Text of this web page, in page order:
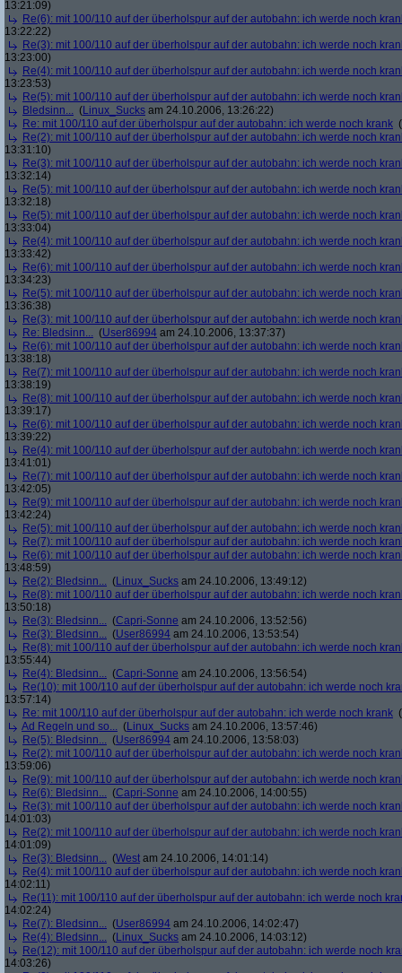
13:21:09)
Re(6): mit 100/110 auf der überholspur auf der autobahn: ich werde noch
13:22:22)
Re(3): mit 100/110 auf der überholspur auf der autobahn: ich werde noch
13:23:00)
Re(4): mit 100/110 auf der überholspur auf der autobahn: ich werde noch
13:23:53)
Re(5): mit 100/110 auf der überholspur auf der autobahn: ich werde noch
Bledsinn... (Linux_Sucks am 24.10.2006, 13:26:22)
Re: mit 100/110 auf der überholspur auf der autobahn: ich werde noch krank (
Re(2): mit 100/110 auf der überholspur auf der autobahn: ich werde noch
13:31:10)
Re(3): mit 100/110 auf der überholspur auf der autobahn: ich werde noch
13:32:14)
Re(5): mit 100/110 auf der überholspur auf der autobahn: ich werde noch
13:32:18)
Re(5): mit 100/110 auf der überholspur auf der autobahn: ich werde noch
13:33:04)
Re(4): mit 100/110 auf der überholspur auf der autobahn: ich werde noch
13:33:42)
Re(6): mit 100/110 auf der überholspur auf der autobahn: ich werde noch
13:34:23)
Re(5): mit 100/110 auf der überholspur auf der autobahn: ich werde noch
13:36:38)
Re(3): mit 100/110 auf der überholspur auf der autobahn: ich werde noch
Re: Bledsinn... (User86994 am 24.10.2006, 13:37:37)
Re(6): mit 100/110 auf der überholspur auf der autobahn: ich werde noch
13:38:18)
Re(7): mit 100/110 auf der überholspur auf der autobahn: ich werde noch
13:38:19)
Re(8): mit 100/110 auf der überholspur auf der autobahn: ich werde noch
13:39:17)
Re(6): mit 100/110 auf der überholspur auf der autobahn: ich werde noch
13:39:22)
Re(4): mit 100/110 auf der überholspur auf der autobahn: ich werde noch
13:41:01)
Re(7): mit 100/110 auf der überholspur auf der autobahn: ich werde noch
13:42:05)
Re(9): mit 100/110 auf der überholspur auf der autobahn: ich werde noch
13:42:24)
Re(5): mit 100/110 auf der überholspur auf der autobahn: ich werde noch
Re(7): mit 100/110 auf der überholspur auf der autobahn: ich werde noch
Re(6): mit 100/110 auf der überholspur auf der autobahn: ich werde noch
13:48:59)
Re(2): Bledsinn... (Linux_Sucks am 24.10.2006, 13:49:12)
Re(8): mit 100/110 auf der überholspur auf der autobahn: ich werde noch
13:50:18)
Re(3): Bledsinn... (Capri-Sonne am 24.10.2006, 13:52:56)
Re(3): Bledsinn... (User86994 am 24.10.2006, 13:53:54)
Re(8): mit 100/110 auf der überholspur auf der autobahn: ich werde noch
13:55:44)
Re(4): Bledsinn... (Capri-Sonne am 24.10.2006, 13:56:54)
Re(10): mit 100/110 auf der überholspur auf der autobahn: ich werde noch
13:57:14)
Re: mit 100/110 auf der überholspur auf der autobahn: ich werde noch krank (
Ad Regeln und so... (Linux_Sucks am 24.10.2006, 13:57:46)
Re(5): Bledsinn... (User86994 am 24.10.2006, 13:58:03)
Re(2): mit 100/110 auf der überholspur auf der autobahn: ich werde noch
13:59:06)
Re(9): mit 100/110 auf der überholspur auf der autobahn: ich werde noch
Re(6): Bledsinn... (Capri-Sonne am 24.10.2006, 14:00:55)
Re(3): mit 100/110 auf der überholspur auf der autobahn: ich werde noch
14:01:03)
Re(2): mit 100/110 auf der überholspur auf der autobahn: ich werde noch
14:01:09)
Re(3): Bledsinn... (West am 24.10.2006, 14:01:14)
Re(4): mit 100/110 auf der überholspur auf der autobahn: ich werde noch
14:02:11)
Re(11): mit 100/110 auf der überholspur auf der autobahn: ich werde noch
14:02:24)
Re(7): Bledsinn... (User86994 am 24.10.2006, 14:02:47)
Re(4): Bledsinn... (Linux_Sucks am 24.10.2006, 14:03:12)
Re(12): mit 100/110 auf der überholspur auf der autobahn: ich werde noch
14:03:26)